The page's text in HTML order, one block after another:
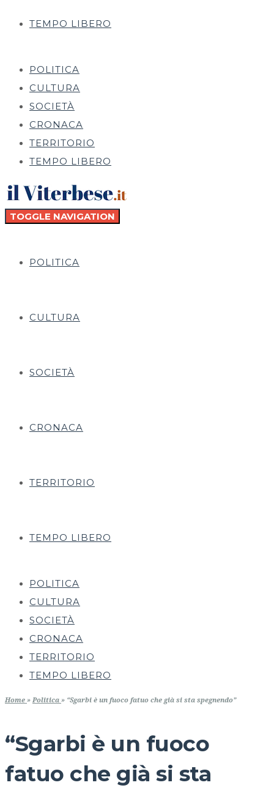
TEMPO LIBERO
POLITICA
CULTURA
SOCIETÀ
CRONACA
TERRITORIO
TEMPO LIBERO
TOGGLE NAVIGATION
POLITICA
CULTURA
SOCIETÀ
CRONACA
TERRITORIO
TEMPO LIBERO
POLITICA
CULTURA
SOCIETÀ
CRONACA
TERRITORIO
TEMPO LIBERO
Home » Politica » “Sgarbi è un fuoco fatuo che già si sta spegnendo”
“Sgarbi è un fuoco
fatuo che già si sta